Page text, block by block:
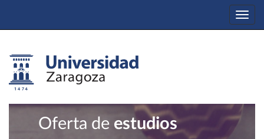
Oferta de estudios